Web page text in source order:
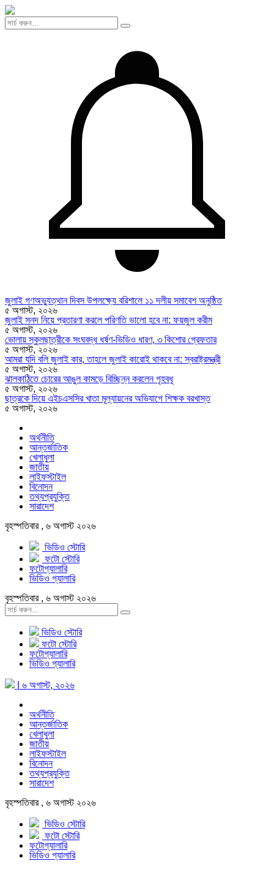
জুলাই গণঅভ্যুত্থান দিবস উপলক্ষ্যে বরিশালে ১১ দলীয় সমাবেশ অনুষ্ঠিত
৫ অগাস্ট, ২০২৬
জুলাই সনদ নিয়ে প্রতারণা করলে পরিণতি ভালো হবে না: ফয়জুল করীম
৫ অগাস্ট, ২০২৬
ভোলায় স্কুলছাত্রীকে সংঘবদ্ধ ধর্ষণ-ভিডিও ধারণ, ৩ কিশোর গ্রেফতার
৫ অগাস্ট, ২০২৬
আমরা যদি বলি জুলাই কার, তাহলে জুলাই কারোই থাকবে না: স্বরাষ্ট্রমন্ত্রী
৫ অগাস্ট, ২০২৬
ঝালকাঠিতে চোরের আঙুল কামড়ে বিচ্ছিন্ন করলেন গৃহবধূ
৫ অগাস্ট, ২০২৬
ছাত্রকে দিয়ে এইচএসসির খাতা মূল্যায়নের অভিযাগে শিক্ষক বরখাস্ত
৫ অগাস্ট, ২০২৬
অর্থনীতি
আন্তর্জাতিক
খেলাধুলা
জাতীয়
লাইফস্টাইল
বিনোদন
তথ্যপ্রযুক্তি
সারাদেশ
বৃহস্পতিবার , ৬ অগাস্ট ২০২৬
ভিডিও স্টোরি
ফটো স্টোরি
ফটোগ্যালারি
ভিডিও গ্যালারি
বৃহস্পতিবার , ৬ অগাস্ট ২০২৬
ভিডিও স্টোরি
ফটো স্টোরি
ফটোগ্যালারি
ভিডিও গ্যালারি
| ৬ অগাস্ট, ২০২৬
অর্থনীতি
আন্তর্জাতিক
খেলাধুলা
জাতীয়
লাইফস্টাইল
বিনোদন
তথ্যপ্রযুক্তি
সারাদেশ
বৃহস্পতিবার , ৬ অগাস্ট ২০২৬
ভিডিও স্টোরি
ফটো স্টোরি
ফটোগ্যালারি
ভিডিও গ্যালারি